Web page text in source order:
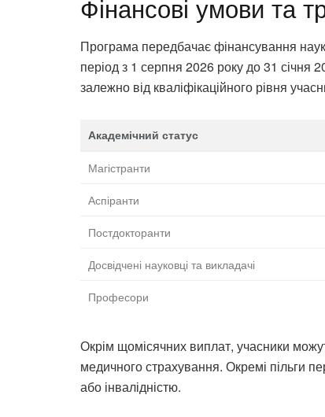
Фінансові умови та
Програма передбачає фінансування
період з 1 серпня 2026 року до 31 січня
залежно від кваліфікаційного рівня
Академічний статус
Магістранти
Аспіранти
Постдокторанти
Досвідчені науковці та викладачі
Професори
Окрім щомісячних виплат, учасники
медичного страхування. Окремі пільги
або інвалідністю.